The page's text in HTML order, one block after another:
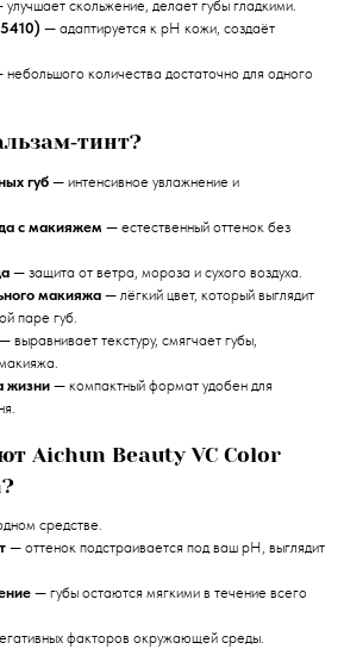
улучшает скольжение, делает губы гладкими.
— адаптируется к pH кожи, создаёт
небольшого количества достаточно для одного
губ— интенсивное увлажнение и
с макияжем — естественный оттенок без
— защита от ветра, мороза и сухого воздуха.
макияжа— лёгкий цвет, который выглядит
паре губ.
— выравнивает текстуру, смягчает губы,
жизни — компактный формат удобен для
Aichun Beauty VC Color
средстве.
— оттенок подстраивается под ваш pH, выглядит
— губы остаются мягкими в течение всего
факторов окружающей среды.